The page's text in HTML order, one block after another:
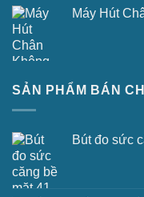
Máy Hút
SẢN PHẨM BÁN
Bút đo sức